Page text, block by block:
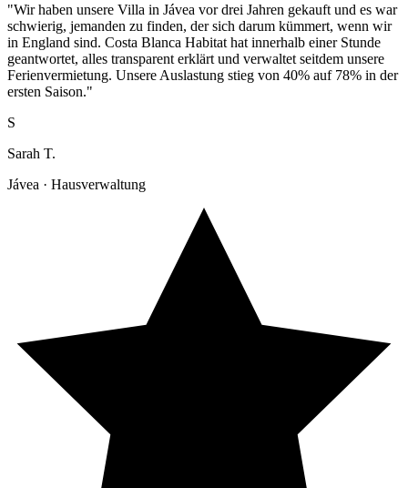
"Wir haben unsere Villa in Jávea vor drei Jahren gekauft und es war
schwierig, jemanden zu finden, der sich darum kümmert, wenn wir
in England sind. Costa Blanca Habitat hat innerhalb einer Stunde
geantwortet, alles transparent erklärt und verwaltet seitdem unsere
Ferienvermietung. Unsere Auslastung stieg von 40% auf 78% in der
ersten Saison."
S
Sarah T.
Jávea · Hausverwaltung